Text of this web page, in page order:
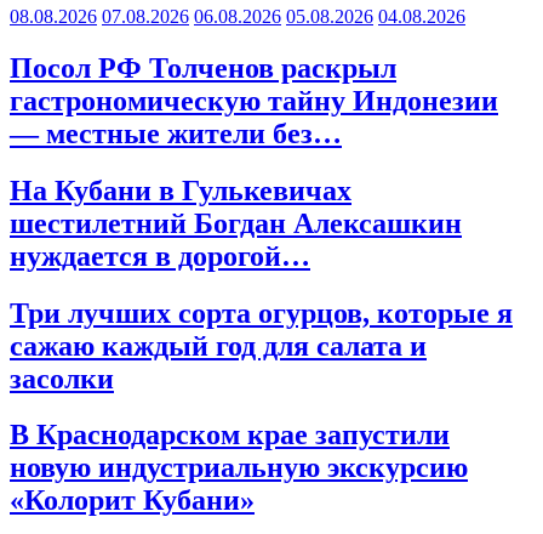
08.08.2026 07.08.2026 06.08.2026 05.08.2026 04.08.2026
Посол РФ Толченов раскрыл
гастрономическую тайну Индонезии
— местные жители без…
На Кубани в Гулькевичах
шестилетний Богдан Алексашкин
нуждается в дорогой…
Три лучших сорта огурцов, которые я
сажаю каждый год для салата и
засолки
В Краснодарском крае запустили
новую индустриальную экскурсию
«Колорит Кубани»